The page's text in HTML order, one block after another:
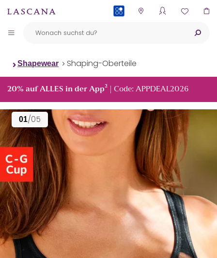
Shapewear Shaping-Oberteile
20% auf ALLES in der App² | Code: APPDEAL2026
01/05